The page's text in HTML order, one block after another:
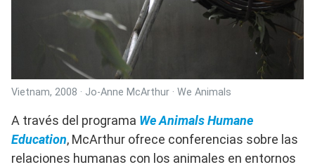
Vietnam, 2008 · Jo-Anne McArthur · We Animals
A través del programa We Animals Humane
Education, McArthur ofrece conferencias sobre las
relaciones humanas con los animales en entornos